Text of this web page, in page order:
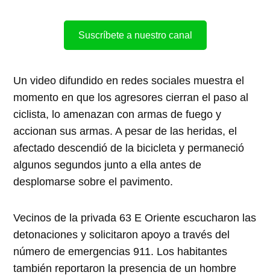
Suscríbete a nuestro canal
Un video difundido en redes sociales muestra el
momento en que los agresores cierran el paso al
ciclista, lo amenazan con armas de fuego y
accionan sus armas. A pesar de las heridas, el
afectado descendió de la bicicleta y permaneció
algunos segundos junto a ella antes de
desplomarse sobre el pavimento.
Vecinos de la privada 63 E Oriente escucharon las
detonaciones y solicitaron apoyo a través del
número de emergencias 911. Los habitantes
también reportaron la presencia de un hombre